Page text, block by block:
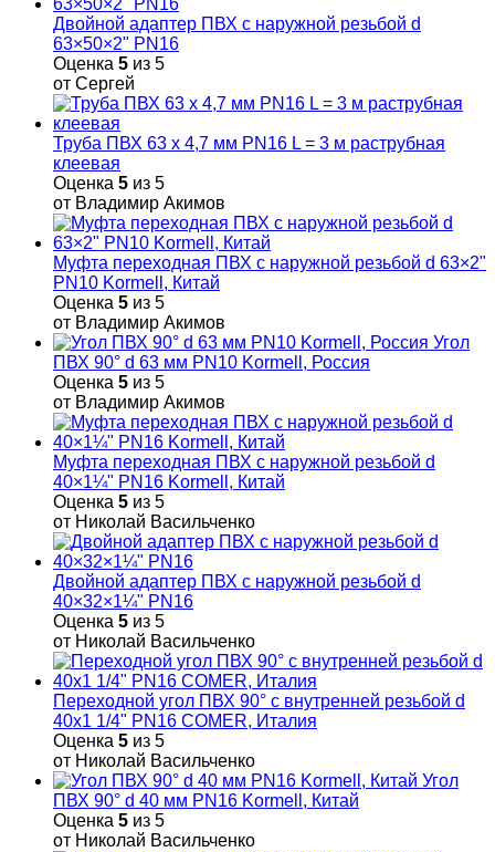
Двойной адаптер ПВХ с наружной резьбой d
63×50×2" PN16
Оценка 5 из 5
от Сергей
Труба ПВХ 63 х 4,7 мм PN16 L = 3 м раструбная
клеевая
Оценка 5 из 5
от Владимир Акимов
Муфта переходная ПВХ с наружной резьбой d 63×2"
PN10 Kormell, Китай
Оценка 5 из 5
от Владимир Акимов
Угол
ПВХ 90° d 63 мм PN10 Kormell, Россия
Оценка 5 из 5
от Владимир Акимов
Муфта переходная ПВХ с наружной резьбой d
40×1¼" PN16 Kormell, Китай
Оценка 5 из 5
от Николай Васильченко
Двойной адаптер ПВХ с наружной резьбой d
40×32×1¼" PN16
Оценка 5 из 5
от Николай Васильченко
Переходной угол ПВХ 90° с внутренней резьбой d
40х1 1/4" PN16 COMER, Италия
Оценка 5 из 5
от Николай Васильченко
Угол
ПВХ 90° d 40 мм PN16 Kormell, Китай
Оценка 5 из 5
от Николай Васильченко